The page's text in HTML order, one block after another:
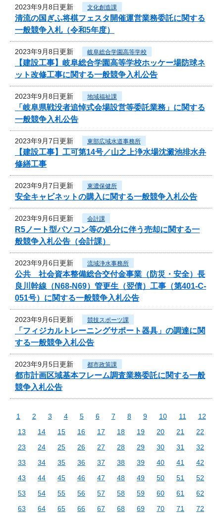
2023年9月8日更新 文化創造課
清流の国ぎふ将棋フェスタ開催運営業務委託に関する
一般競争入札（令和5年度）
2023年9月8日更新 岐阜総合学園高等学校
【建設工事】岐阜総合学園高等学校ホッケー場防球ネ
ット改修工事に関する一般競争入札公告
2023年9月8日更新 地域福祉課
「岐阜県戦没者追悼式会場設営等委託業務」に関する
一般競争入札公告
2023年9月7日更新 東部広域水道事務所
【建設工事】工可第14号／山之上浄水場沈澱池排水弁
修繕工事
2023年9月7日更新 東濃保健所
安全キャビネットの購入に関する一般競争入札公告
2023年9月6日更新 会計課
R5ノート型パソコン等の処分に伴う売却に関する一
般競争入札公告（会計課）
2023年9月6日更新 流域浄水事務所
公共 社会資本整備総合交付金事業（防災・安全）長
良川幹線（N68-N69）管更生（翌債）工事（第401-C-
051号）に関する一般競争入札公告
2023年9月6日更新 競技スポーツ課
「フィジカルトレーニングサポート器具」の調達に関
する一般競争入札公告
2023年9月5日更新 都市政策課
都市計画区域基本フレーム調査業務委託に関する一般
競争入札公告
1 2 3 4 5 6 7 8 9 10 11
12
13
14 15 16 17 18 19 20 21
22
23
24 25 26 27 28 29 30 31
32
33
34 35 36 37 38 39 40 41
42
43
44 45 46 47 48 49 50 51
52
53
54 55 56 57 58 59 60 61
62
63
64 65 66 67 68 69 70 71
72